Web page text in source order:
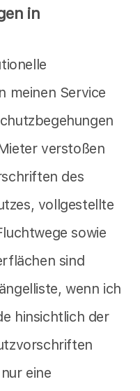
in
meinen Service
verstoßen
des
vollgestellte
sowie
sind
wenn ich
hinsichtlich der
eine